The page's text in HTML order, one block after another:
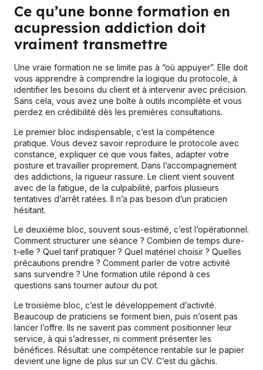
Ce qu’une bonne formation en
acupression addiction doit
vraiment transmettre
Une vraie formation ne se limite pas à “où appuyer”. Elle doit
vous apprendre à comprendre la logique du protocole, à
identifier les besoins du client et à intervenir avec précision.
Sans cela, vous avez une boîte à outils incomplète et vous
perdez en crédibilité dès les premières consultations.
Le premier bloc indispensable, c’est la compétence
pratique. Vous devez savoir reproduire le protocole avec
constance, expliquer ce que vous faites, adapter votre
posture et travailler proprement. Dans l’accompagnement
des addictions, la rigueur rassure. Le client vient souvent
avec de la fatigue, de la culpabilité, parfois plusieurs
tentatives d’arrêt ratées. Il n’a pas besoin d’un praticien
hésitant.
Le deuxième bloc, souvent sous-estimé, c’est l’opérationnel.
Comment structurer une séance ? Combien de temps dure-
t-elle ? Quel tarif pratiquer ? Quel matériel choisir ? Quelles
précautions prendre ? Comment parler de votre activité
sans survendre ? Une formation utile répond à ces
questions sans tourner autour du pot.
Le troisième bloc, c’est le développement d’activité.
Beaucoup de praticiens se forment bien, puis n’osent pas
lancer l’offre. Ils ne savent pas comment positionner leur
service, à qui s’adresser, ni comment présenter les
bénéfices. Résultat: une compétence rentable sur le papier
devient une ligne de plus sur un CV. C’est du gâchis.